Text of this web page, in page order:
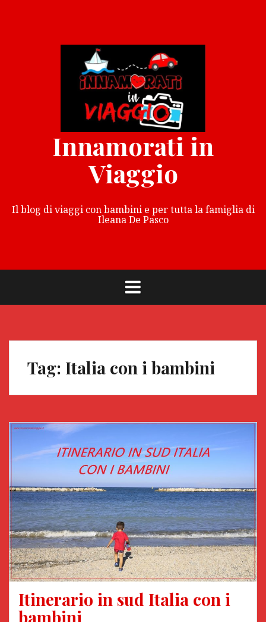
Innamorati in
Viaggio
Il blog di viaggi con bambini e per tutta la famiglia di
Ileana De Pasco
Tag: Italia con i bambini
Itinerario in sud Italia con i
bambini